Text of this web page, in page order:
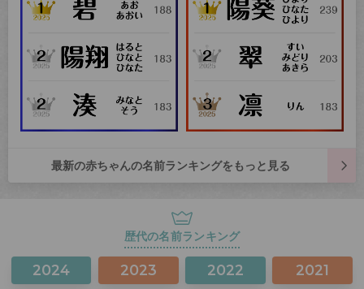
最新の赤ちゃんの名前ランキングをもっと見る
歴代の名前ランキング
2024 2023 2022 2021